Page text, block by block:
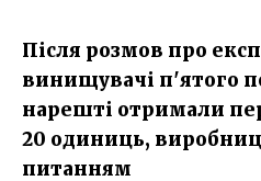
Після розмов про
винищувачі п'ятого
нарешті отримали
20 одиниць,
питанням